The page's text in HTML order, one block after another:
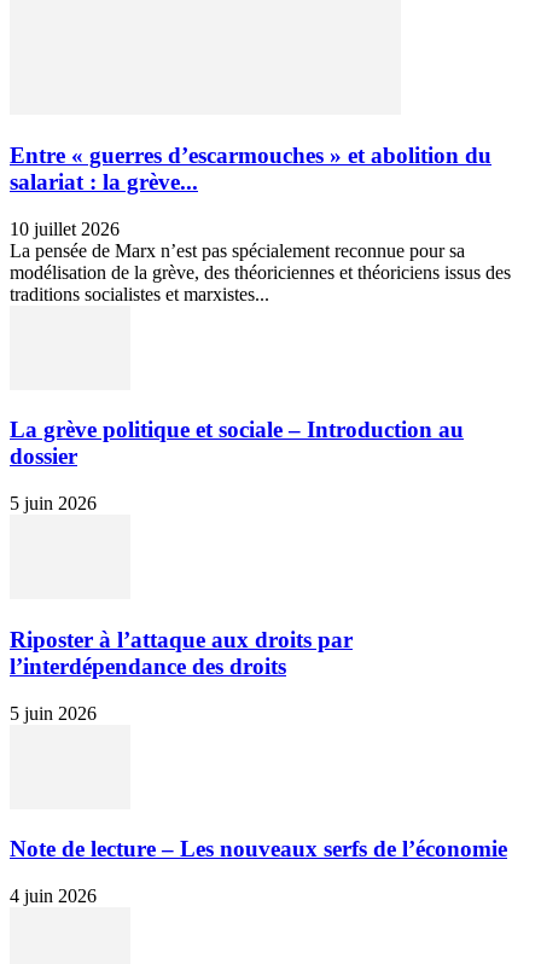
Entre « guerres d’escarmouches » et abolition du
salariat : la grève...
10 juillet 2026
La pensée de Marx n’est pas spécialement reconnue pour sa
modélisation de la grève, des théoriciennes et théoriciens issus des
traditions socialistes et marxistes...
La grève politique et sociale – Introduction au
dossier
5 juin 2026
Riposter à l’attaque aux droits par
l’interdépendance des droits
5 juin 2026
Note de lecture – Les nouveaux serfs de l’économie
4 juin 2026